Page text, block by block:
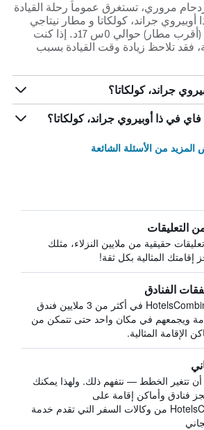
مروري، تستغرق عموماً رحلة القيادة
كم بين ذا أوبيروي جراند، كولكاتا و مطار نيتاجي
سوبهاس تشاندرا (كو) (أقرب مطار) حوالي 0س 17د. إذا كنت
فقد تلاحظ زيادة وقت القيادة بسبب
جراند، كولكاتا؟
في ذا أوبيروي جراند، كولكاتا؟
من الأسئلة الشائعة
التعليقات
حقيقية من ملايين النزلاء، مثلك
إقامتك المثالية بكل ثقة!
الفنادق
يبحث HotelsCombined في أكثر من 3 ملايين فندق
ويجمعهم في مكان واحد حتى تتمكن من
الإقامة المثالية.
أن تتغير الخطط — نتفهم ذلك. ولهذا يمكنك
فنادق وأماكن إقامة على
HotelsCombined من وكالات السفر التي تقدم خدمة